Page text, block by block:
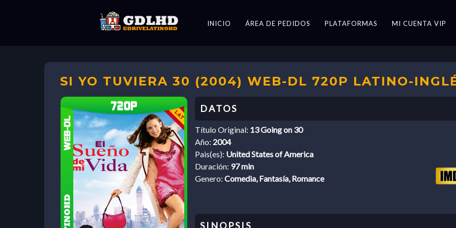
INICIO ÁREA DE PEDIDOS PLATAFORMAS MI CUENTA VIP
SI YO TUVIERA 30 (2004) WEB-DL 720P LATINO-
Título Original: 13 Going on 30
Año: 2004
Pais(es): United States of America
Duración: 97 min
Genero: Comedia, Fantasía, Romance